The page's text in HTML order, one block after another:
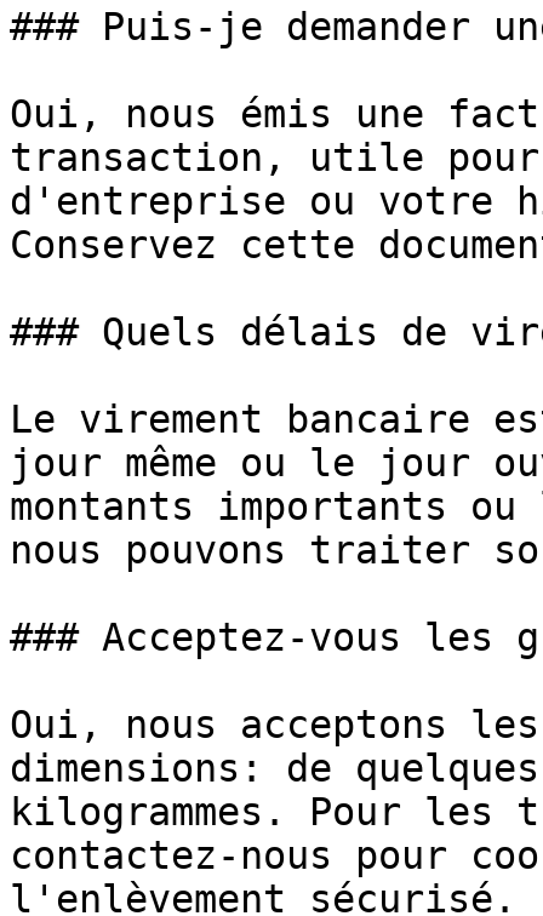
### Puis-je demander
Oui, nous émis une
transaction, utile
d'entreprise ou votre
Conservez cette
### Quels délais de
Le virement bancaire
jour même ou le jour
montants importants
nous pouvons traiter
### Acceptez-vous les
Oui, nous acceptons
dimensions: de
kilogrammes. Pour les
contactez-nous pour
l'enlèvement sécurisé.